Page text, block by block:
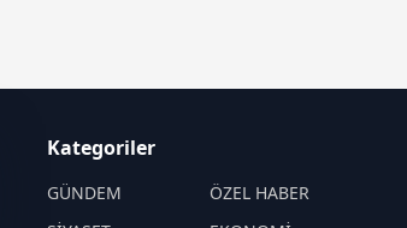
Kategoriler
GÜNDEM
ÖZEL HABER